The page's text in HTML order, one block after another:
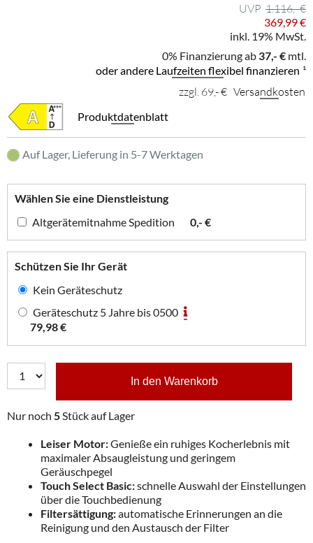
1.116,- €
369,99 €
inkl. 19% MwSt.
0% Finanzierung ab 37,- € mtl.
oder andere Laufzeiten flexibel finanzieren ¹
zzgl. 69,- € Versandkosten
Produktdatenblatt
Auf Lager, Lieferung in 5-7 Werktagen
Wählen Sie eine Dienstleistung
Altgerätemitnahme Spedition
0,- €
Schützen Sie Ihr Gerät
Kein Geräteschutz
Geräteschutz 5 Jahre bis 0500
79,98 €
In den Warenkorb
Nur noch 5 Stück auf Lager
Leiser Motor:Genieße ein ruhiges Kocherlebnis mit
maximaler Absaugleistung und geringem
Geräuschpegel
Touch Select Basic:schnelle Auswahl der Einstellungen
über die Touchbedienung
Filtersättigung:automatische Erinnerungen an die
Reinigung und den Austausch der Filter